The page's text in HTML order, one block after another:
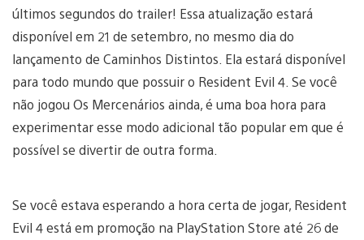
últimos segundos do trailer! Essa atualização estará
disponível em 21 de setembro, no mesmo dia do
lançamento de Caminhos Distintos. Ela estará disponível
para todo mundo que possuir o Resident Evil 4. Se você
não jogou Os Mercenários ainda, é uma boa hora para
experimentar esse modo adicional tão popular em que é
possível se divertir de outra forma.
Se você estava esperando a hora certa de jogar, Resident
Evil 4 está em promoção na PlayStation Store até 26 de